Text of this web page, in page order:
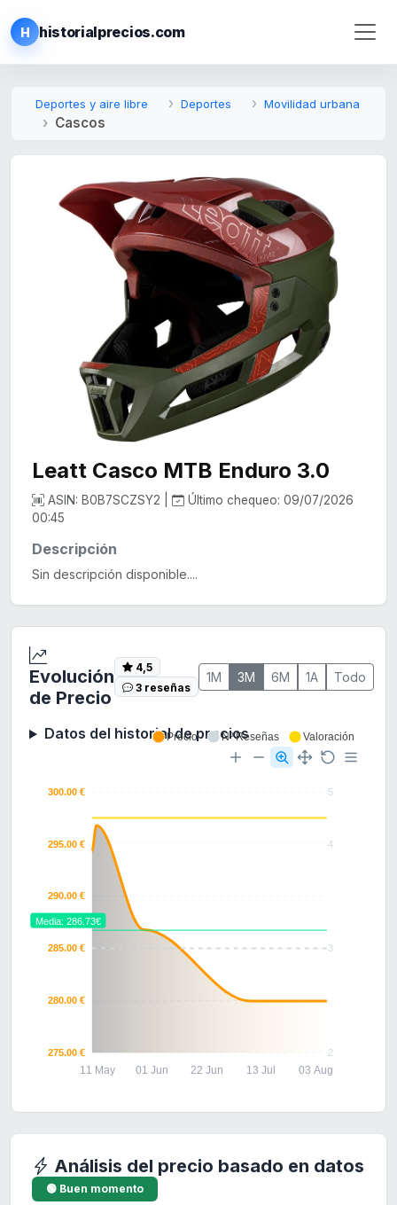
H historialprecios.com
Deportes y aire libre Deportes Movilidad urbana
Cascos
Leatt Casco MTB Enduro 3.0
ASIN: B0B7SCZSY2 |
Último chequeo: 09/07/2026
00:45
Descripción
Sin descripción disponible....
Evolución
de Precio
4,5
3 reseñas
1M 3M 6M 1A Todo
Datos del historial de precios
5
4
3
2
300.00 €
295.00 €
290.00 €
285.00 €
280.00 €
275.00 €
11 May 01 Jun 22 Jun 13 Jul 03 Aug
Media: 286.73€
Precio Nº Reseñas Valoración
Análisis del precio basado en datos
🟢 Buen momento